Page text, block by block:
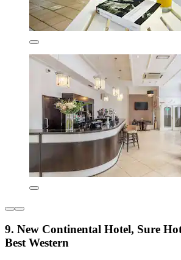
9. New Continental Hotel, Sure
Best Western